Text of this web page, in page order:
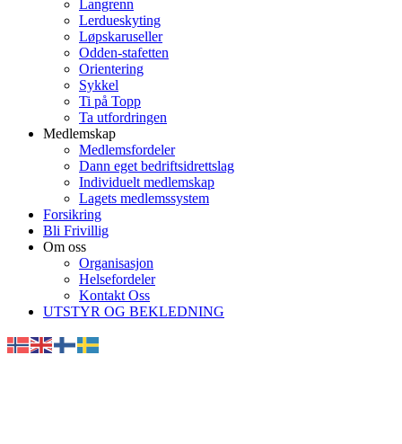
Langrenn
Lerdueskyting
Løpskaruseller
Odden-stafetten
Orientering
Sykkel
Ti på Topp
Ta utfordringen
Medlemskap
Medlemsfordeler
Dann eget bedriftsidrettslag
Individuelt medlemskap
Lagets medlemssystem
Forsikring
Bli Frivillig
Om oss
Organisasjon
Helsefordeler
Kontakt Oss
UTSTYR OG BEKLEDNING